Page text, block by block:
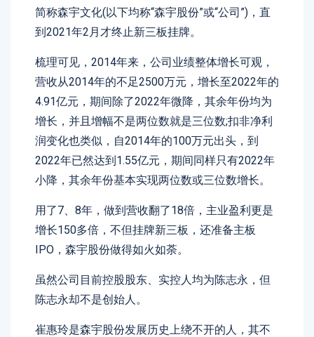
简称森宇文化(以下均称“森宇股份”或“公司”)，直
到2021年2月才终止新三板挂牌。
梳理可见，2014年来，公司业绩整体增长可观，
营收从2014年的不足2500万元，增长至2022年的
4.91亿元，期间除了2022年微降，其余年份均为
增长，并且增幅不是两位数就是三位数;扣非净利
润变化也类似，自2014年的100万元出头，到
2022年已然达到1.55亿元，期间同样只有2022年
小降，其余年份基本实现两位数或三位数增长。
用了7、8年，做到营收翻了18倍，主业盈利更是
增长150多倍，不但挂牌新三板，还准备主板
IPO，森宇股份做得如火如荼。
虽然公司目前控股股东、实控人均为陈志永，但
陈志永却不是创始人。
崔惠玲是森宇股份发展历史上绕不开的人，其不